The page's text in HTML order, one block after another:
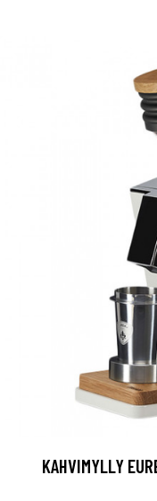
KAHVIMYLLY